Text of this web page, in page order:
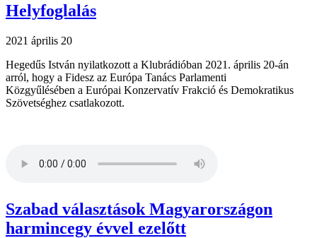
Helyfoglalás
2021 április 20
Hegedűs István nyilatkozott a Klubrádióban 2021. április 20-án
arról, hogy a Fidesz az Európa Tanács Parlamenti
Közgyűlésében a Európai Konzervatív Frakció és Demokratikus
Szövetséghez csatlakozott.
Szabad választások Magyarországon
harmincegy évvel ezelőtt